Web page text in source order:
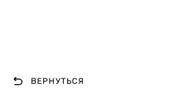
ВЕРНУТЬСЯ